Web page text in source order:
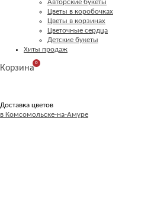
Авторские букеты
Цветы в коробочках
Цветы в корзинах
Цветочные сердца
Детские букеты
Хиты продаж
Корзина
0
Доставка цветов
в Комсомольске-на-Амуре